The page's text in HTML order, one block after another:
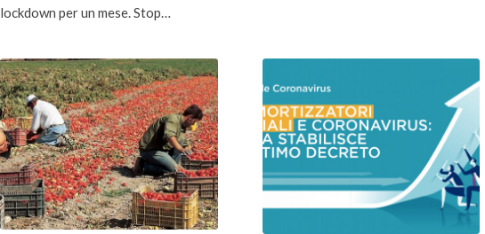
lockdown per un mese. Stop…